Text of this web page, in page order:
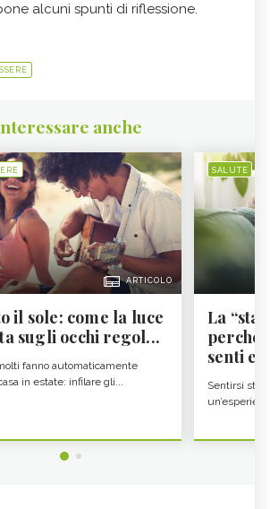
alcuni spunti di riflessione.
anche
ARTICOLO
il sole: come la luce
sugli occhi regol...
fanno automaticamente
in estate: infilare gli...
SALUTE
La
perché
senti
Sentirsi